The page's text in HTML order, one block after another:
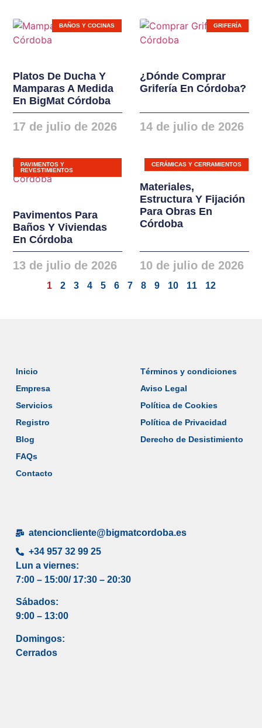
ALUMINIO
BAÑOS Y COCINAS
Platos De Ducha Y
Mamparas A Medida
En BigMat Córdoba
17 de julio de 2026
GRIFERÍA
¿Dónde Comprar
Grifería En Córdoba?
14 de julio de 2026
PAVIMENTOS Y
REVESTIMIENTOS
Pavimentos Para
Baños Y Viviendas
En Córdoba
13 de julio de 2026
CERÁMICAS Y CERRAMIENTOS
Materiales,
Estructura Y Fijación
Para Obras En
Córdoba
10 de julio de 2026
1 2 3 4 5 6 7 8 9 10 11 12
Inicio
Empresa
Servicios
Registro
Blog
FAQs
Contacto
Términos y condiciones
Aviso Legal
Política de Cookies
Política de Privacidad
Derecho de Desistimiento
atencioncliente@bigmatcordoba.es
+34 957 32 99 25
Lun a viernes:
7:00 – 15:00/ 17:30 – 20:30
Sábados:
9:00 – 13:00
Domingos:
Cerrados